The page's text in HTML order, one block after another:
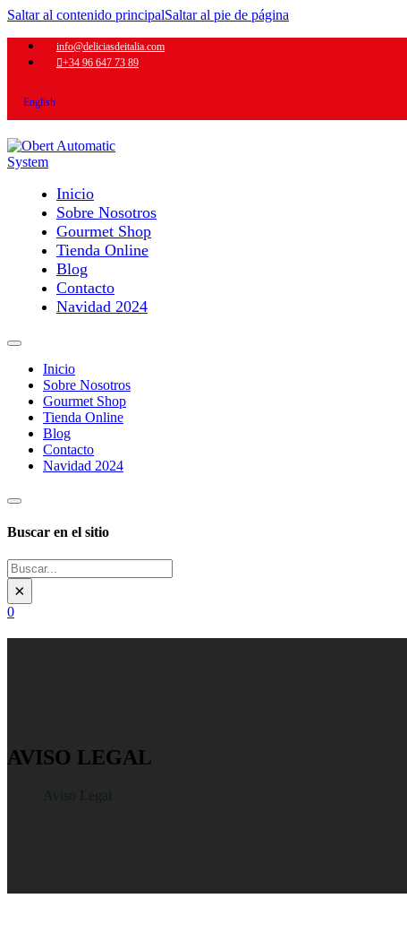
Saltar al contenido principalSaltar al pie de página
info@deliciasdeitalia.com
+34 96 647 73 89
English
Inicio
Sobre Nosotros
Gourmet Shop
Tienda Online
Blog
Contacto
Navidad 2024
Inicio
Sobre Nosotros
Gourmet Shop
Tienda Online
Blog
Contacto
Navidad 2024
Buscar en el sitio
Buscar
×
0
AVISO LEGAL
Aviso Legal